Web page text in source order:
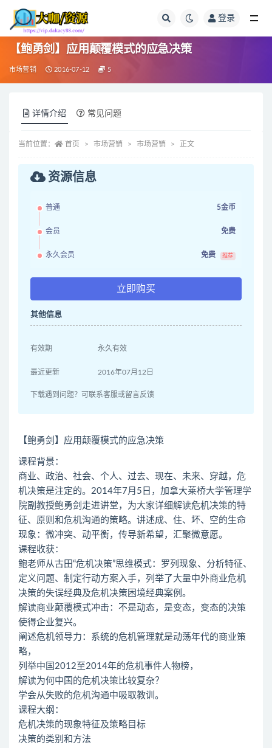
登录
【鲍勇剑】应用颠覆模式的应急决策
市场营销 2016-07-12 5
详情介绍 常见问题
当前位置： 首页 市场营销 市场营销 正文
资源信息
普通 5金币
会员 免费
永久会员 免费 推荐
立即购买
其他信息
有效期 永久有效
最近更新 2016年07月12日
下载遇到问题？可联系客服或留言反馈
【鲍勇剑】应用颠覆模式的应急决策
课程背景：
商业、政治、社会、个人、过去、现在、未来、穿越，危
机决策是注定的。2014年7月5日，加拿大莱桥大学管理学
院副教授鲍勇剑走进讲堂，为大家详细解读危机决策的特
征、原则和危机沟通的策略。讲述成、住、坏、空的生命
现象：微冲突、动平衡，传导新希望，汇聚微意愿。
课程收获：
鲍老师从古田“危机决策”思维模式：罗列现象、分析特征、
定义问题、制定行动方案入手，列举了大量中外商业危机
决策的失误经典及危机决策困境经典案例。
解读商业颠覆模式冲击：不是动态，是变态，变态的决策
使得企业复兴。
阐述危机领导力：系统的危机管理就是动荡年代的商业策
略，
列举中国2012至2014年的危机事件人物榜，
解读为何中国的危机决策比较复杂？
学会从失败的危机沟通中吸取教训。
课程大纲：
危机决策的现象特征及策略目标
决策的类别和方法
全部